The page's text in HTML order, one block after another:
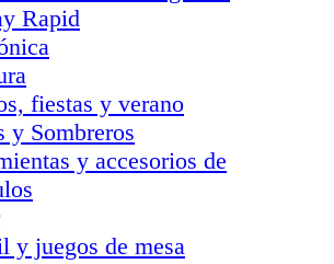
Rapid
fiestas y verano
y Sombreros
y accesorios de
y juegos de mesa